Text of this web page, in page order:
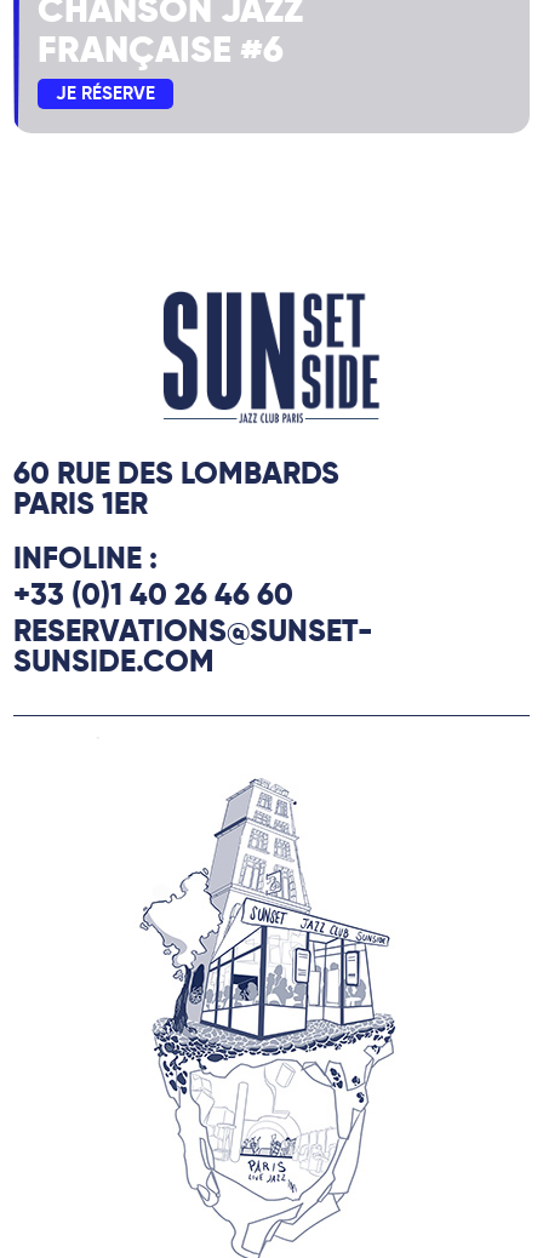
CHANSON JAZZ
FRANÇAISE #6
JE RÉSERVE
60 RUE DES LOMBARDS
PARIS 1ER
INFOLINE :
+33 (0)1 40 26 46 60
RESERVATIONS@SUNSET-
SUNSIDE.COM